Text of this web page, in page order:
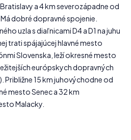
a 4 km severozápadne od
dobré dopravné spojenie.
uzla s diaľnicami D4 a D1 na juhu
trati spájajúcej hlavné mesto
Slovenska, leží okresné mesto
európskych dopravných
15 km juhovýchodne od
mesto Senec a 32 km
Malacky.